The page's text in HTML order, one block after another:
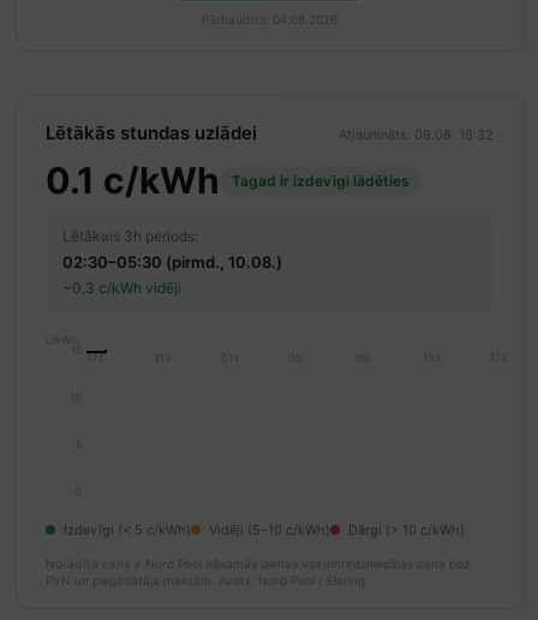
Pārbaudīts: 04.08.2026
Lētākās stundas uzlādei Atjaunināts: 09.08. 16:32
0.1 c/kWh Tagad ir izdevīgi lādēties
Lētākais 3h periods:
02:30–05:30 (pirmd., 10.08.)
~0.3 c/kWh vidēji
c/kWh
0
5
10
15
17:00 21:00 01:00 05:00 09:00 13:00 17:00
Izdevīgi (< 5 c/kWh) Vidēji (5–10 c/kWh) Dārgi (> 10 c/kWh)
Norādītā cena ir Nord Pool nākamās dienas vairumtirdzniecības cena bez
PVN un piegādātāja maksām.
Avots: Nord Pool / Elering